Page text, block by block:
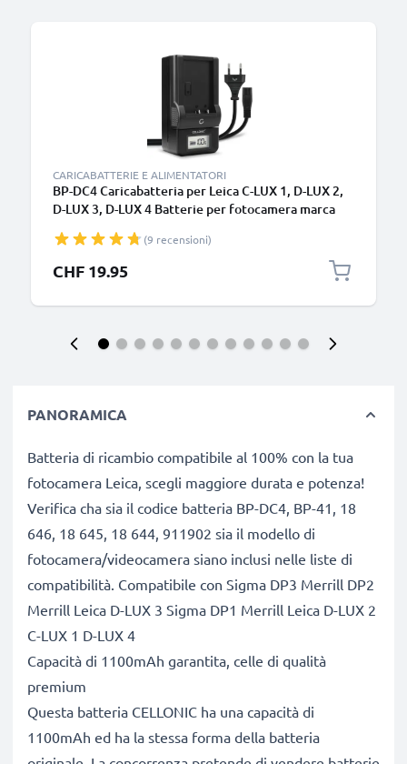
CARICABATTERIE E ALIMENTATORI
BP-DC4 Caricabatteria per Leica C-LUX 1, D-LUX 2,
D-LUX 3, D-LUX 4 Batterie per fotocamera marca
(9 recensioni)
CHF 19.95
PANORAMICA
Batteria di ricambio compatibile al 100% con la tua
fotocamera Leica, scegli maggiore durata e potenza!
Verifica cha sia il codice batteria BP-DC4, BP-41, 18
646, 18 645, 18 644, 911902 sia il modello di
fotocamera/videocamera siano inclusi nelle liste di
compatibilità. Compatibile con Sigma DP3 Merrill DP2
Merrill Leica D-LUX 3 Sigma DP1 Merrill Leica D-LUX 2
C-LUX 1 D-LUX 4
Capacità di 1100mAh garantita, celle di qualità
premium
Questa batteria CELLONIC ha una capacità di
1100mAh ed ha la stessa forma della batteria